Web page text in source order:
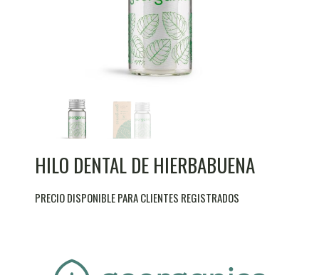
HILO DENTAL DE HIERBABUENA
PRECIO DISPONIBLE PARA CLIENTES REGISTRADOS